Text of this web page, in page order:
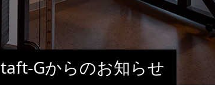
taft-Gからのお知らせ